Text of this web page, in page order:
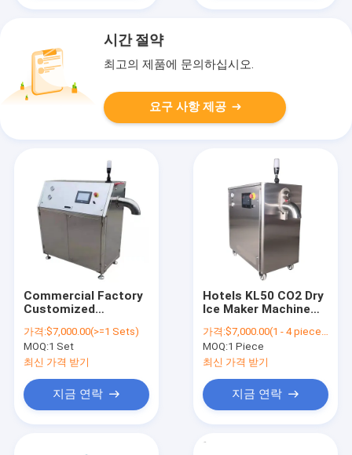
시간 절약
최고의 제품에 문의하십시오.
요구 사항 제공
Commercial Factory
Customized
Ice Pellet Making
Machine Maker Price
가격:$7,000.00(>=1 Sets)
MOQ:1 Set
최신 가격 받기
지금 연락
Hotels KL50 CO2 Dry
Ice Maker Machine
Dry Ice Machine Solid
CO2 Pelletizer
가격:$7,000.00(1 - 4 pieces) $6,800.00(5 - 9 pieces) $6,300.00(10 - 19 pieces) $4,980.00(>=20 pieces)
MOQ:1 Piece
최신 가격 받기
지금 연락